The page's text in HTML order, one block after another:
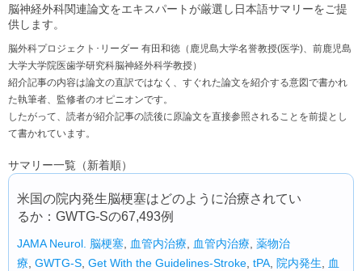
脳神経外科関連論文をエキスパートが厳選し日本語サマリーをご提
供します。
脳外科プロジェクト･リーダー 有田和徳（鹿児島大学名誉教授(医学)、前鹿児島
大学大学院医歯学研究科脳神経外科学教授）
紹介記事の内容は論文の直訳ではなく、すぐれた論文を紹介する意図で書かれ
た執筆者、監修者のオピニオンです。
したがって、読者が紹介記事の読後に原論文を直接参照されることを前提とし
て書かれています。
サマリー一覧（新着順）
米国の院内発生脳梗塞はどのように治療されてい
るか：GWTG-Sの67,493例
JAMA Neurol. 脳梗塞 血管内治療 血管内治療 薬物治
療 GWTG-S Get With the Guidelines-Stroke tPA 院内発生
血